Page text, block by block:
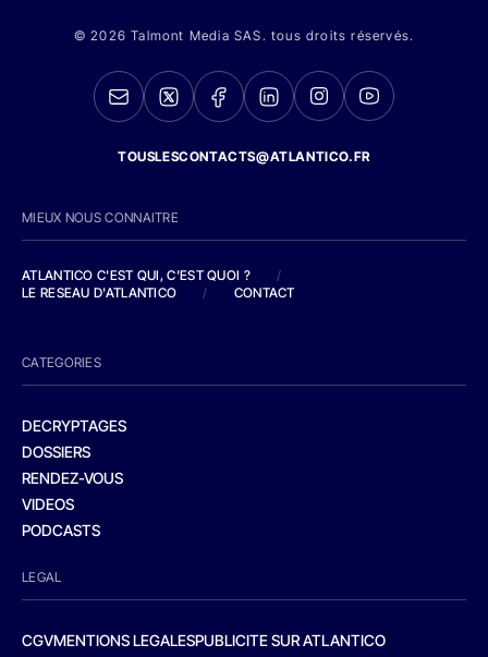
© 2026 Talmont Media SAS. tous droits réservés.
TOUSLESCONTACTS@ATLANTICO.FR
MIEUX NOUS CONNAITRE
ATLANTICO C'EST QUI, C'EST QUOI ?
/
LE RESEAU D'ATLANTICO
/ CONTACT
CATEGORIES
DECRYPTAGES
DOSSIERS
RENDEZ-VOUS
VIDEOS
PODCASTS
LEGAL
CGVMENTIONS LEGALESPUBLICITE SUR ATLANTICO